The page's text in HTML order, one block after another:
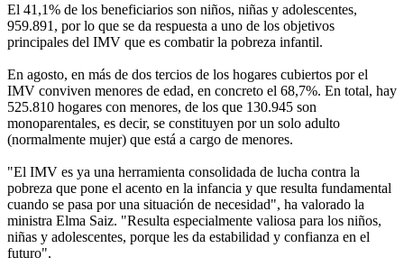
El 41,1% de los beneficiarios son niños, niñas y adolescentes,
959.891, por lo que se da respuesta a uno de los objetivos
principales del IMV que es combatir la pobreza infantil.
En agosto, en más de dos tercios de los hogares cubiertos por el
IMV conviven menores de edad, en concreto el 68,7%. En total, hay
525.810 hogares con menores, de los que 130.945 son
monoparentales, es decir, se constituyen por un solo adulto
(normalmente mujer) que está a cargo de menores.
"El IMV es ya una herramienta consolidada de lucha contra la
pobreza que pone el acento en la infancia y que resulta fundamental
cuando se pasa por una situación de necesidad", ha valorado la
ministra Elma Saiz. "Resulta especialmente valiosa para los niños,
niñas y adolescentes, porque les da estabilidad y confianza en el
futuro".